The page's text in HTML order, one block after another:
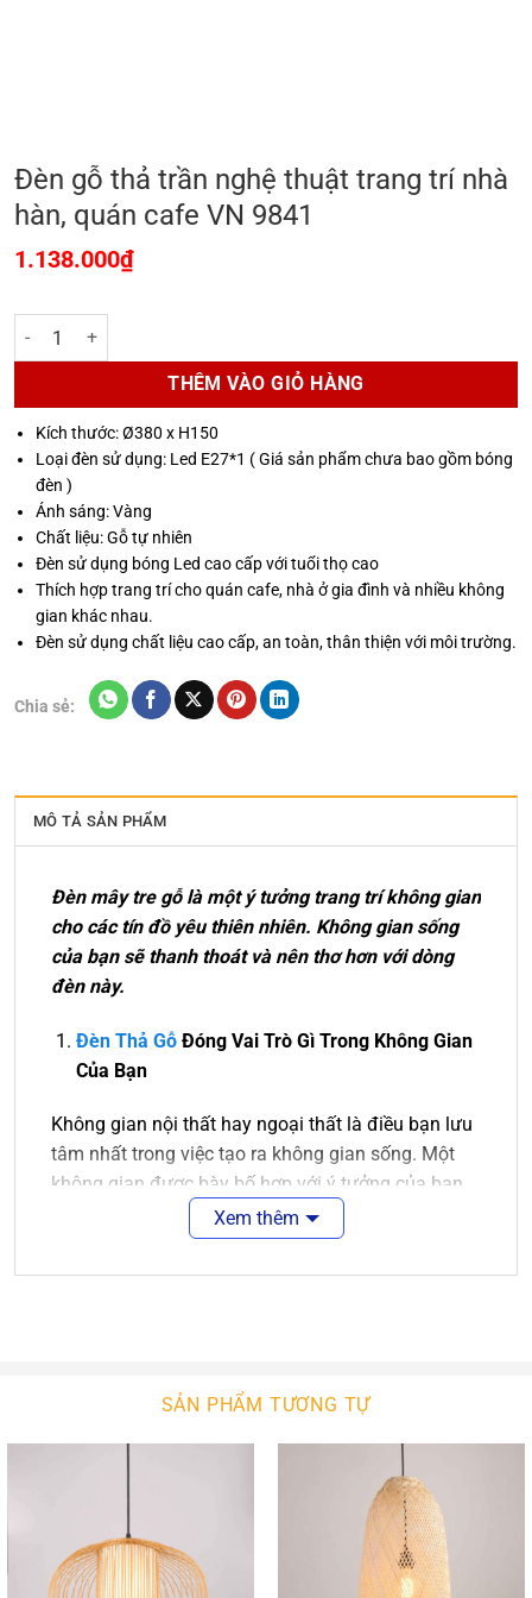
Đèn gỗ thả trần nghệ thuật trang trí nhà
hàn, quán cafe VN 9841
1.138.000₫
Đèn gỗ thả trần nghệ thuật trang trí nhà hàn, quán cafe VN 9841 số
THÊM VÀO GIỎ HÀNG
Kích thước: Ø380 x H150
Loại đèn sử dụng: Led E27*1 ( Giá sản phẩm chưa bao gồm bóng
đèn )
Ánh sáng: Vàng
Chất liệu: Gỗ tự nhiên
Đèn sử dụng bóng Led cao cấp với tuổi thọ cao
Thích hợp trang trí cho quán cafe, nhà ở gia đình và nhiều không
gian khác nhau.
Đèn sử dụng chất liệu cao cấp, an toàn, thân thiện với môi trường.
Chia sẻ:
MÔ TẢ SẢN PHẨM
Đèn mây tre gỗ là một ý tưởng trang trí không gian
cho các tín đồ yêu thiên nhiên. Không gian sống
của bạn sẽ thanh thoát và nên thơ hơn với dòng
đèn này.
Đèn Thả Gỗ Đóng Vai Trò Gì Trong Không Gian
Của Bạn
Không gian nội thất hay ngoại thất là điều bạn lưu
tâm nhất trong việc tạo ra không gian sống. Một
không gian được bày bố hợp với ý tưởng của bạn
là điều tuyệt vời. Sẽ tuyệt vời hơn nếu không gian
ấy được màu sắc của ánh sáng chiếu rọi.
phú về kiểu dáng thiết kế, ngôi nhà bạn sẽ thêm
xinh đẹp. Với công nghệ chiếu sáng hiện đại,
không gian của bạn sẽ bừng sáng hay lung linh.
An An Decor luôn tìm kiếm để nhập khẩu các mẫu
đèn tường hiện đại chất lượng cao. Bên cạnh đó,
Xem thêm
SẢN PHẨM TƯƠNG TỰ